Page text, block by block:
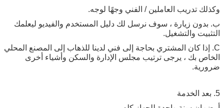
وكذلك تدريب العاملين / الفني وجهًا لوجه.
ب. بدون زيارة ، سوف نرسل لك دليل المستخدم والفيديو ليعلمك
التثبيت والتشغيل.
C. إذا كان المشتري بحاجة إلى فني لدينا للذهاب إلى المصنع المحلي
الخاص بك ، يرجى ترتيب مجلس الإدارة والسكن و أشياء أخرى
ضرورية.
5. بعد الخدمة